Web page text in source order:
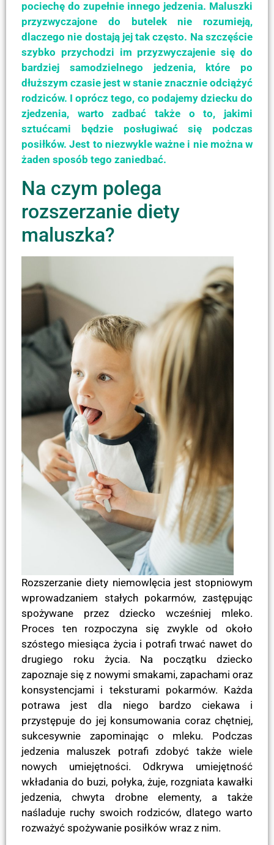
pociechę do zupełnie innego jedzenia. Maluszki
przyzwyczajone do butelek nie rozumieją,
dlaczego nie dostają jej tak często. Na szczęście
szybko przychodzi im przyzwyczajenie się do
bardziej samodzielnego jedzenia, które po
dłuższym czasie jest w stanie znacznie odciążyć
rodziców. I oprócz tego, co podajemy dziecku do
zjedzenia, warto zadbać także o to, jakimi
sztućcami będzie posługiwać się podczas
posiłków. Jest to niezwykle ważne i nie można w
żaden sposób tego zaniedbać.
Na czym polega
rozszerzanie diety
maluszka?
Rozszerzanie diety niemowlęcia jest stopniowym
wprowadzaniem stałych pokarmów, zastępując
spożywane przez dziecko wcześniej mleko.
Proces ten rozpoczyna się zwykle od około
szóstego miesiąca życia i potrafi trwać nawet do
drugiego roku życia. Na początku dziecko
zapoznaje się z nowymi smakami, zapachami oraz
konsystencjami i teksturami pokarmów. Każda
potrawa jest dla niego bardzo ciekawa i
przystępuje do jej konsumowania coraz chętniej,
sukcesywnie zapominając o mleku. Podczas
jedzenia maluszek potrafi zdobyć także wiele
nowych umiejętności. Odkrywa umiejętność
wkładania do buzi, połyka, żuje, rozgniata kawałki
jedzenia, chwyta drobne elementy, a także
naśladuje ruchy swoich rodziców, dlatego warto
rozważyć spożywanie posiłków wraz z nim.